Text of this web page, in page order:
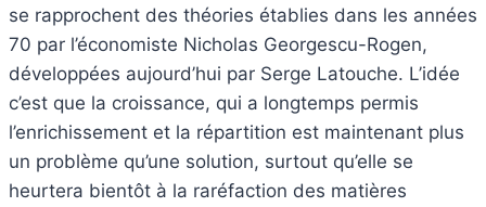
se rapprochent des théories établies dans les années
70 par l’économiste Nicholas Georgescu-Rogen,
développées aujourd’hui par Serge Latouche. L’idée
c’est que la croissance, qui a longtemps permis
l’enrichissement et la répartition est maintenant plus
un problème qu’une solution, surtout qu’elle se
heurtera bientôt à la raréfaction des matières